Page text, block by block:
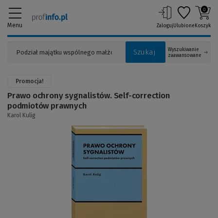
Menu
Szukaj
Wyszukiwanie
zaawansowane
ZalogujUlubione
0
Koszyk
Promocja!
(Link
Prawo ochrony sygnalistów. Self-correction
podmiotów prawnych
Karol Kulig